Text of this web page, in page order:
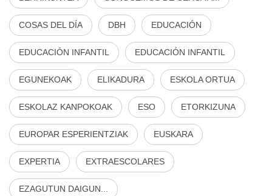
COSAS DEL DÍA DBH EDUCACIÓN
EDUCACIÓN INFANTIL EDUCACIÓN INFANTIL
EGUNEKOAK ELIKADURA ESKOLA ORTUA
ESKOLAZ KANPOKOAK ESO ETORKIZUNA
EUROPAR ESPERIENTZIAK EUSKARA
EXPERTIA EXTRAESCOLARES
EZAGUTUN DAIGUN...